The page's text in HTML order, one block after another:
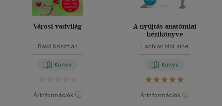
Városi vadvilág
Bakó Krisztián
Könyv
Árinformációk
A nyújtás anatómiai
kézikönyve
Lachlan McLaine
Könyv
Árinformációk